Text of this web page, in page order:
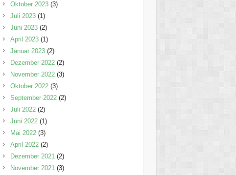
Oktober 2023(3)
Juli 2023(1)
Juni 2023(2)
April 2023(1)
Januar 2023(2)
Dezember 2022(2)
November 2022(3)
Oktober 2022(3)
September 2022(2)
Juli 2022(2)
Juni 2022(1)
Mai 2022(3)
April 2022(2)
Dezember 2021(2)
November 2021(3)